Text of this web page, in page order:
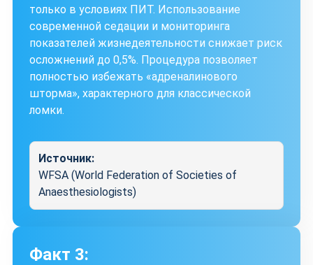
только в условиях ПИТ. Использование
современной седации и мониторинга
показателей жизнедеятельности снижает риск
осложнений до 0,5%. Процедура позволяет
полностью избежать «адреналинового
шторма», характерного для классической
ломки.
Источник:
WFSA (World Federation of Societies of
Anaesthesiologists)
Факт 3: